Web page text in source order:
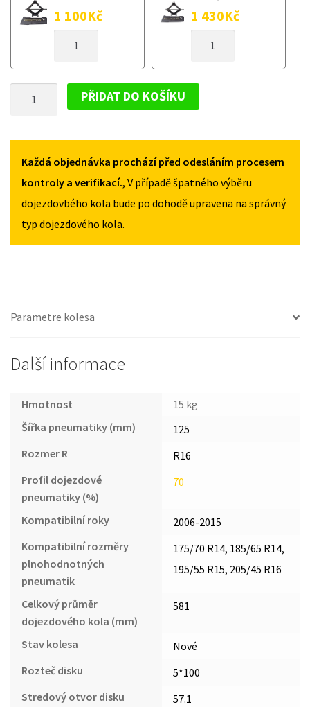
1 100Kč
KOLO
2015
1 430Kč
KOLO
2015
ROOMSTER
2006-
2015
MNOŽSTVÍ
PŘIDAT DO KOŠÍKU
Každá objednávka prochází před odesláním procesem
kontroly a verifikací., V případě špatného výběru
dojezdovbého kola bude po dohodě upravena na správný
typ dojezdového kola.
Parametre kolesa
Další informace
Hmotnost
15 kg
Šířka pneumatiky (mm)
125
Rozmer R
R16
Profil dojezdové
pneumatiky (%)
70
Kompatibilní roky
2006-2015
Kompatibilní rozměry
plnohodnotných
pneumatik
175/70 R14, 185/65 R14,
195/55 R15, 205/45 R16
Celkový průměr
dojezdového kola (mm)
581
Stav kolesa
Nové
Rozteč disku
5*100
Stredový otvor disku
57.1